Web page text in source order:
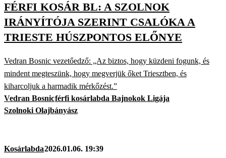
FÉRFI KOSÁR BL: A SZOLNOK
IRÁNYÍTÓJA SZERINT CSALÓKA A
TRIESTE HÚSZPONTOS ELŐNYE
Vedran Bosnic vezetőedző: „Az biztos, hogy küzdeni fogunk, és
mindent megteszünk, hogy megverjük őket Triesztben, és
kiharcoljuk a harmadik mérkőzést.”
Vedran Bosnicférfi kosárlabda Bajnokok Ligája
Szolnoki Olajbányász
Kosárlabda2026.01.06. 19:39